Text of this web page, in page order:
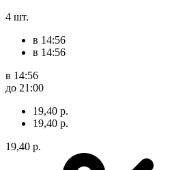
4 шт.
в 14:56
в 14:56
в 14:56
до 21:00
19,40 р.
19,40 р.
19,40 р.